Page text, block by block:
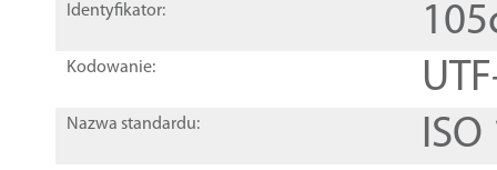
Identyfikator:
Kodowanie:
Nazwa standardu: